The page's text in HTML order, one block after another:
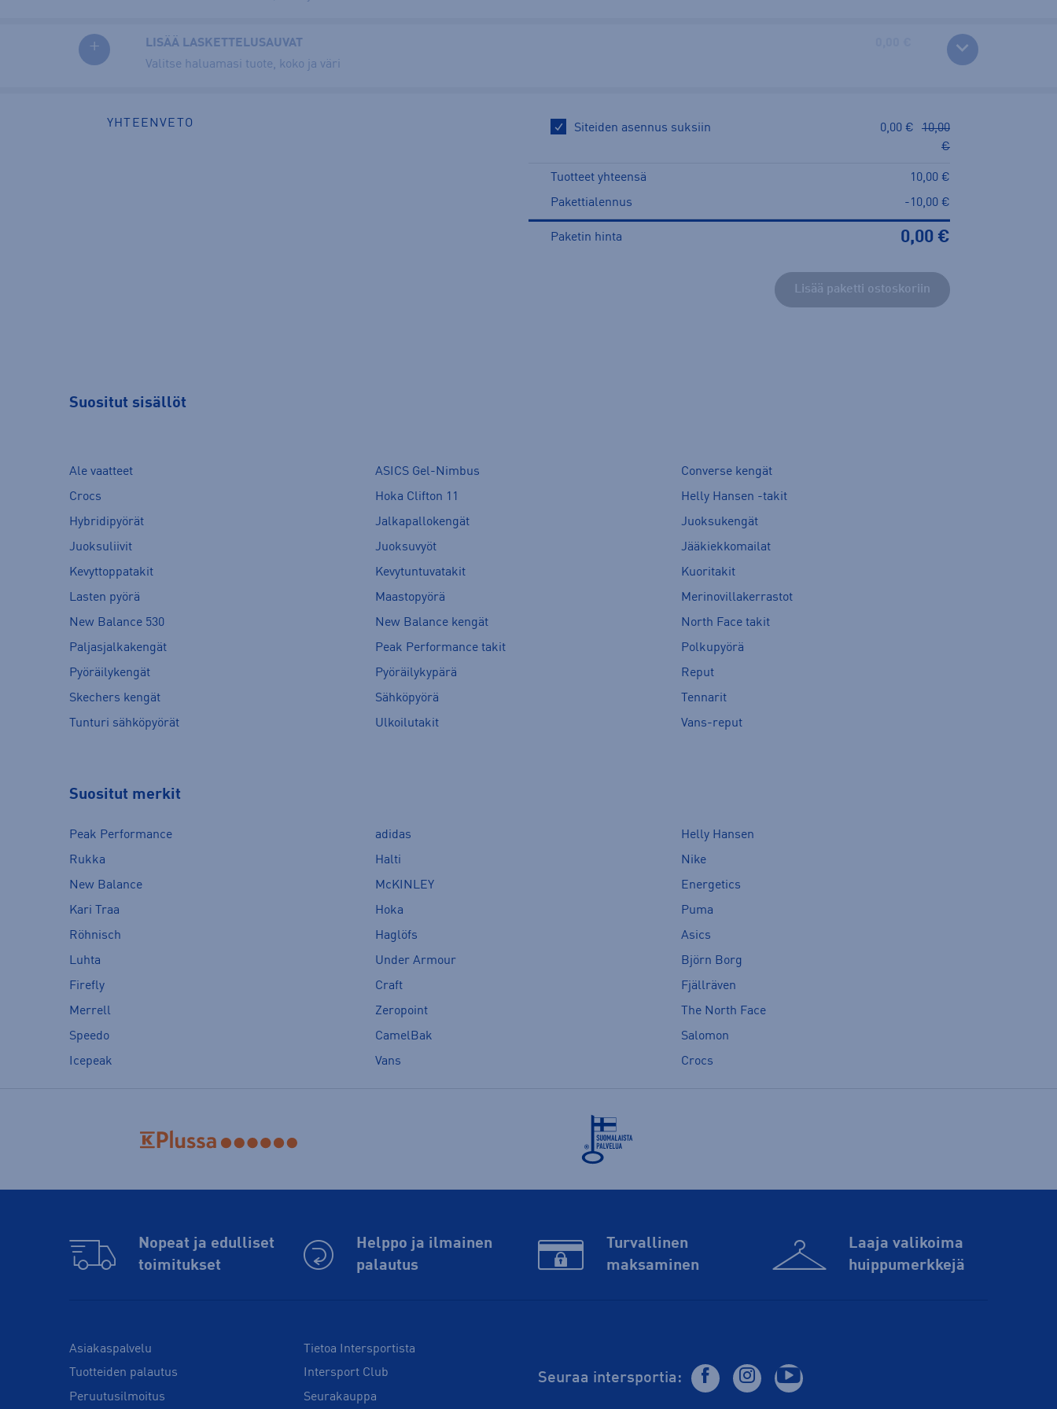
+
LISÄÄ LASKETTELUSAUVAT
Valitse haluamasi tuote, koko ja väri
YHTEENVETO Siteiden asennus suksiin 0,00 €
10,00
€
Tuotteet yhteensä
10,00 €
Pakettialennus
-10,00 €
Paketin hinta 0,00 €
Lisää paketti ostoskoriin
Suositut sisällöt
Ale vaatteet ASICS Gel-Nimbus
Converse kengät
Crocs
Hoka Clifton 11
Helly Hansen -takit
Hybridipyörät
Jalkapallokengät
Juoksukengät
Juoksuliivit
Juoksuvyöt
Jääkiekkomailat
Kevyttoppatakit
Kevytuntuvatakit
Kuoritakit
Lasten pyörä
Maastopyörä
Merinovillakerrastot
New Balance 530
New Balance kengät
North Face takit
Paljasjalkakengät
Peak Performance takit
Polkupyörä
Pyöräilykengät
Pyöräilykypärä
Reput
Skechers kengät
Sähköpyörä
Tennarit
Tunturi sähköpyörät
Ulkoilutakit Vans-reput
Suositut merkit
Peak Performance adidas
Helly Hansen
Rukka
Halti
Nike
New Balance
McKINLEY
Energetics
Kari Traa
Hoka
Puma
Röhnisch
Haglöfs
Asics
Luhta
Under Armour
Björn Borg
Firefly
Craft
Fjällräven
Merrell
Zeropoint
The North Face
Speedo
CamelBak
Salomon
Icepeak
Vans Crocs
Nopeat ja edulliset
toimitukset
Helppo ja ilmainen
palautus
Turvallinen
maksaminen
Laaja valikoima
huippu­merkkejä
Asiakaspalvelu
Tuotteiden palautus
Peruutusilmoitus
Tietoa Intersportista
Intersport Club
Seurakauppa
Seuraa intersportia: